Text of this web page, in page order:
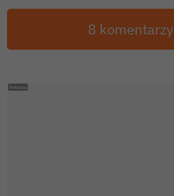
8 komentarzy